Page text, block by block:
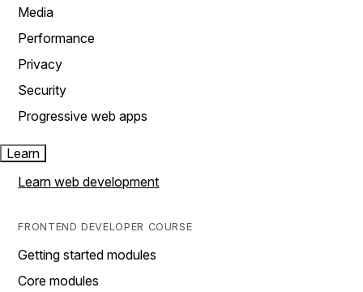
Media
Performance
Privacy
Security
Progressive web apps
Learn
Learn web development
FRONTEND DEVELOPER COURSE
Getting started modules
Core modules